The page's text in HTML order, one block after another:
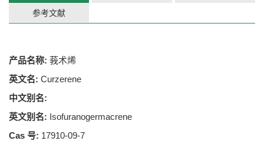
参考文献
产品名称: 莪术烯
英文名: Curzerene
中文别名:
英文别名: Isofuranogermacrene
Cas 号: 17910-09-7